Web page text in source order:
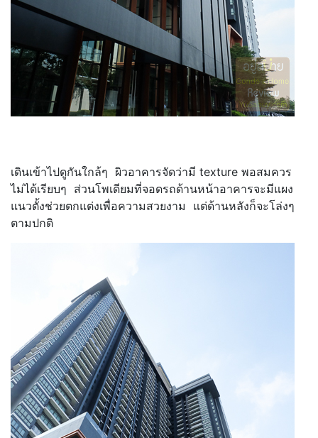
เดินเข้าไปดูกันใกล้ๆ ผิวอาคารจัดว่ามี texture พอสมควร
ไม่ได้เรียบๆ ส่วนโพเดียมที่จอดรถด้านหน้าอาคารจะมีแผง
แนวตั้งช่วยตกแต่งเพื่อความสวยงาม แต่ด้านหลังก็จะโล่งๆ
ตามปกติ